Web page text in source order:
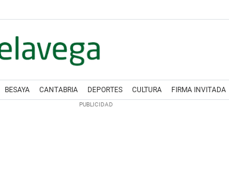
BESAYA CANTABRIA DEPORTES CULTURA FIRMA INVITADA